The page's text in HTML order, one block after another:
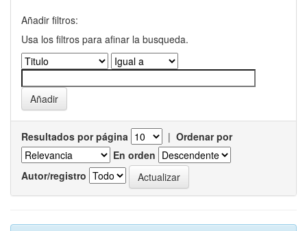
Añadir filtros:
Usa los filtros para afinar la busqueda.
Resultados por página | Ordenar por
En orden
Autor/registro